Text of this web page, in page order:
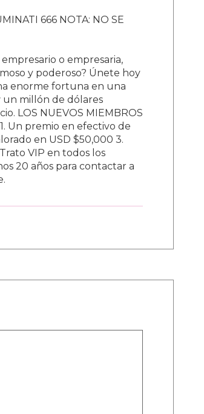
666 NOTA: NO SE
o empresaria,
y poderoso? Únete hoy
enorme fortuna en una
un millón de dólares
LOS NUEVOS MIEMBROS
Un premio en efectivo de
en USD $50,000 3.
VIP en todos los
20 años para contactar a